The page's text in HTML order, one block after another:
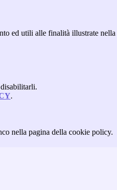
ed utili alle finalità illustrate nella
.
nella pagina della cookie policy.